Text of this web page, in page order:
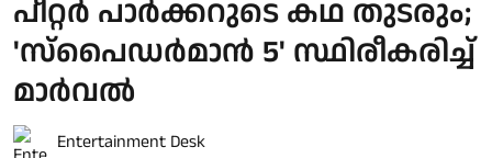
പീറ്റർ പാർക്കറുടെ കഥ തുടരും;
'സ്‌പൈഡർമാൻ 5' സ്ഥിരീകരിച്ച്
മാർവൽ
Entertainment Desk